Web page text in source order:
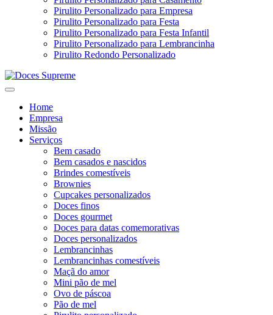
Pirulito Personalizado para Empresa
Pirulito Personalizado para Festa
Pirulito Personalizado para Festa Infantil
Pirulito Personalizado para Lembrancinha
Pirulito Redondo Personalizado
Home
Empresa
Missão
Serviços
Bem casado
Bem casados e nascidos
Brindes comestíveis
Brownies
Cupcakes personalizados
Doces finos
Doces gourmet
Doces para datas comemorativas
Doces personalizados
Lembrancinhas
Lembrancinhas comestíveis
Maçã do amor
Mini pão de mel
Ovo de páscoa
Pão de mel